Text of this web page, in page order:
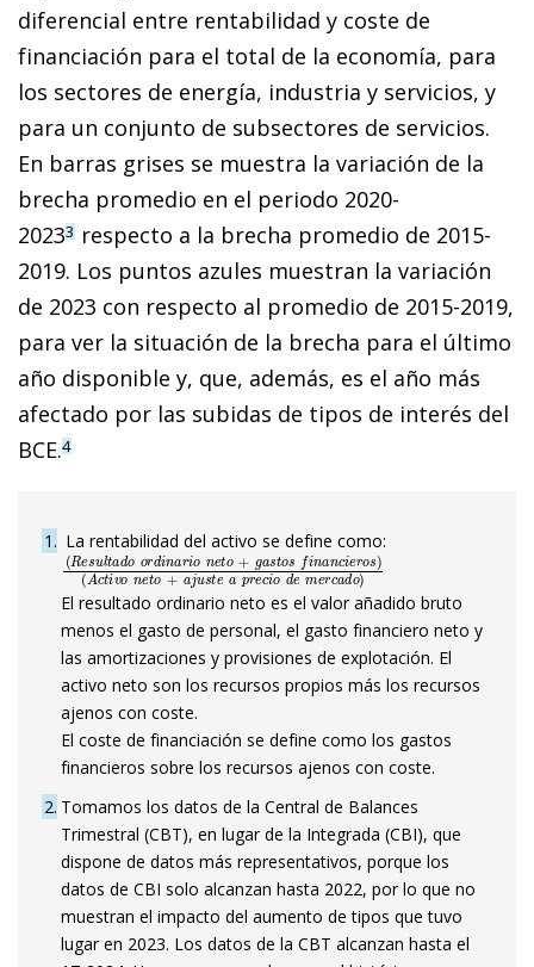
diferencial entre rentabilidad y coste de
financiación para el total de la economía, para
los sectores de energía, industria y servicios, y
para un conjunto de subsectores de servicios.
En barras grises se muestra la variación de la
brecha promedio en el periodo 2020-
20233 respecto a la brecha promedio de 2015-
2019. Los puntos azules muestran la variación
de 2023 con respecto al promedio de 2015-2019,
para ver la situación de la brecha para el último
año disponible y, que, además, es el año más
afectado por las subidas de tipos de interés del
BCE.4
1 La rentabilidad del activo se define como:
Resultadoordinarioneto+gastosfin
Activoneto+ajusteapreciodemerca
El resultado ordinario neto es el valor añadido bruto
menos el gasto de personal, el gasto financiero neto y
las amortizaciones y provisiones de explotación. El
activo neto son los recursos propios más los recursos
ajenos con coste.
El coste de financiación se define como los gastos
financieros sobre los recursos ajenos con coste.
2 Tomamos los datos de la Central de Balances
Trimestral (CBT), en lugar de la Integrada (CBI), que
dispone de datos más representativos, porque los
datos de CBI solo alcanzan hasta 2022, por lo que no
muestran el impacto del aumento de tipos que tuvo
lugar en 2023. Los datos de la CBT alcanzan hasta el